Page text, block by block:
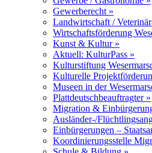
Gewerberecht »
Landwirtschaft /
Wirtschaftsförderung
Kunst & Kultur »
Aktuell: KulturPass »
Kulturstiftung
Kulturelle
Museen in der
Plattdeutschbeauftragter »
Migration &
Ausländer-/
Einbürgerungen –
Koordinierungsstelle